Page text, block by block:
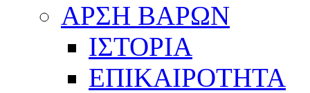
ΑΡΣΗ ΒΑΡΩΝ
ΙΣΤΟΡΙΑ
ΕΠΙΚΑΙΡΟΤΗΤΑ